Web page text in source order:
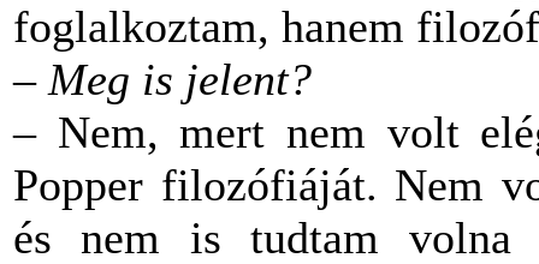
foglalkoztam, hanem
– Meg is jelent?
– Nem, mert nem volt
Popper filozófiáját. Nem
és nem is tudtam